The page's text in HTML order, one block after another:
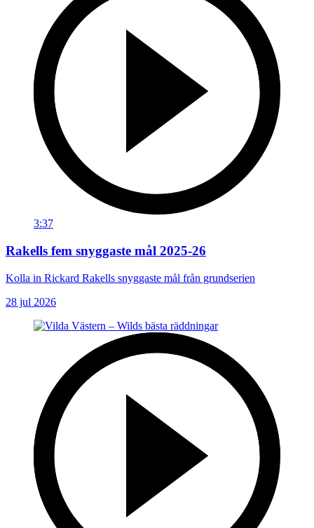
3:37
Rakells fem snyggaste mål 2025-26
Kolla in Rickard Rakells snyggaste mål från grundserien
28 jul 2026